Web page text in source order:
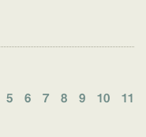
5 6 7 8 9 10 11